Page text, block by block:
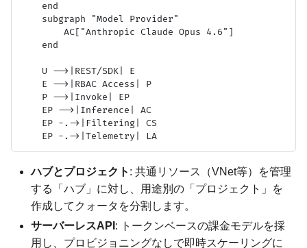
    end
    subgraph "Model Provider"
        AC["Anthropic Claude Opus 4.6"]
    end
    U -->|REST/SDK| E
    E -->|RBAC Access| P
    P -->|Invoke| EP
    EP -->|Inference| AC
    EP -.->|Filtering| CS
ハブとプロジェクト : 共通リソース（VNet等）を管理
する「ハブ」に対し、用途別の「プロジェクト」を
作成してクォータを分割します。
サーバーレスAPI : トークンベースの課金モデルを採
用し、プロビジョニングなしで即時スケーリングに